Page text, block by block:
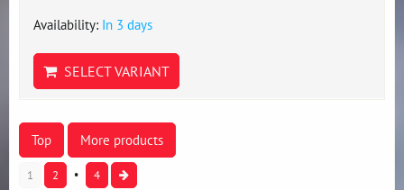
Availability: In 3 days
SELECT VARIANT
Top More products
1 2 4